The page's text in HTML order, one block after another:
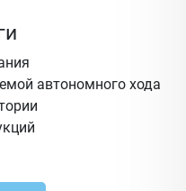
автономного хода